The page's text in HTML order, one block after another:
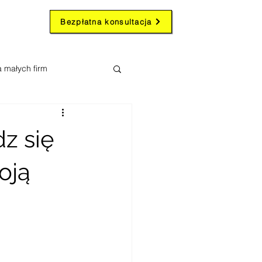
Bezpłatna konsultacja
firm
się